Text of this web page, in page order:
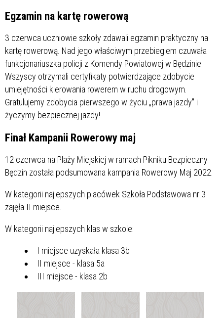
Egzamin na kartę rowerową
3 czerwca uczniowie szkoły zdawali egzamin praktyczny na
kartę rowerową. Nad jego właściwym przebiegiem czuwała
funkcjonariuszka policji z Komendy Powiatowej w Będzinie.
Wszyscy otrzymali certyfikaty potwierdzające zdobycie
umiejętności kierowania rowerem w ruchu drogowym.
Gratulujemy zdobycia pierwszego w życiu „prawa jazdy" i
życzymy bezpiecznej jazdy!
Finał Kampanii Rowerowy maj
12 czerwca na Plaży Miejskiej w ramach Pikniku Bezpieczny
Będzin została podsumowana kampania Rowerowy Maj 2022.
W kategorii najlepszych placówek Szkoła Podstawowa nr 3
zajęła II miejsce.
W kategorii najlepszych klas w szkole:
I miejsce uzyskała klasa 3b
II miejsce - klasa 5a
III miejsce - klasa 2b